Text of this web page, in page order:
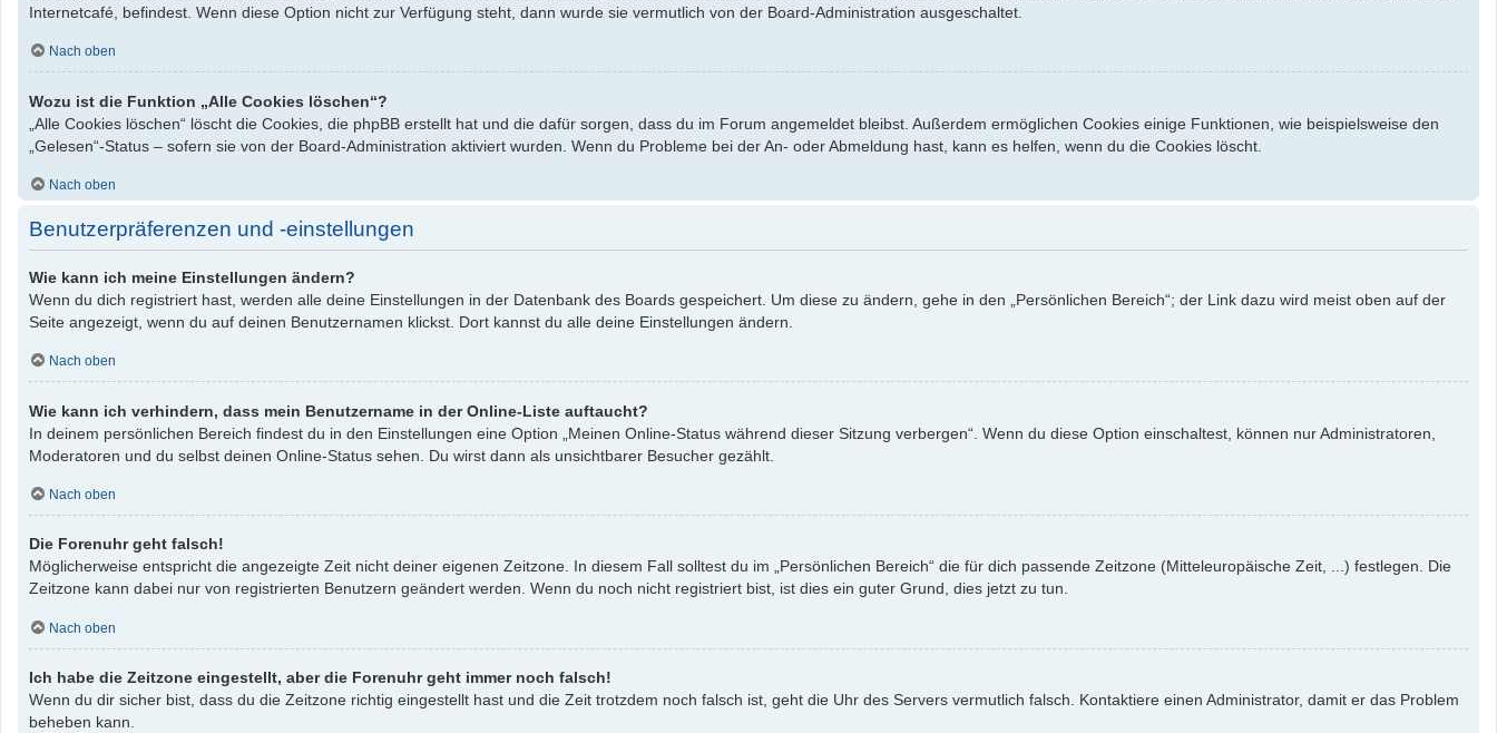
Internetcafé, befindest. Wenn diese Option nicht zur Verfügung steht, dann wurde sie vermutlich von der Board-Administration ausgeschaltet.
Nach oben
Wozu ist die Funktion „Alle Cookies löschen“?
„Alle Cookies löschen“ löscht die Cookies, die phpBB erstellt hat und die dafür sorgen, dass du im Forum angemeldet bleibst. Außerdem ermöglichen Cookies einige Funktionen, wie beispielsweise den
„Gelesen“-Status – sofern sie von der Board-Administration aktiviert wurden. Wenn du Probleme bei der An- oder Abmeldung hast, kann es helfen, wenn du die Cookies löscht.
Nach oben
Benutzerpräferenzen und -einstellungen
Wie kann ich meine Einstellungen ändern?
Wenn du dich registriert hast, werden alle deine Einstellungen in der Datenbank des Boards gespeichert. Um diese zu ändern, gehe in den „Persönlichen Bereich“; der Link dazu wird meist oben auf der
Seite angezeigt, wenn du auf deinen Benutzernamen klickst. Dort kannst du alle deine Einstellungen ändern.
Nach oben
Wie kann ich verhindern, dass mein Benutzername in der Online-Liste auftaucht?
In deinem persönlichen Bereich findest du in den Einstellungen eine Option „Meinen Online-Status während dieser Sitzung verbergen“. Wenn du diese Option einschaltest, können nur Administratoren,
Moderatoren und du selbst deinen Online-Status sehen. Du wirst dann als unsichtbarer Besucher gezählt.
Nach oben
Die Forenuhr geht falsch!
Möglicherweise entspricht die angezeigte Zeit nicht deiner eigenen Zeitzone. In diesem Fall solltest du im „Persönlichen Bereich“ die für dich passende Zeitzone (Mitteleuropäische Zeit, ...) festlegen. Die
Zeitzone kann dabei nur von registrierten Benutzern geändert werden. Wenn du noch nicht registriert bist, ist dies ein guter Grund, dies jetzt zu tun.
Nach oben
Ich habe die Zeitzone eingestellt, aber die Forenuhr geht immer noch falsch!
Wenn du dir sicher bist, dass du die Zeitzone richtig eingestellt hast und die Zeit trotzdem noch falsch ist, geht die Uhr des Servers vermutlich falsch. Kontaktiere einen Administrator, damit er das Problem
beheben kann.